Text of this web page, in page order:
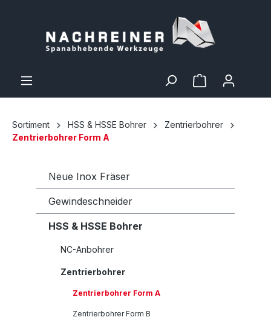
Sortiment HSS & HSSE Bohrer
Zentrierbohrer
Zentrierbohrer Form A
Neue Inox Fräser
Gewindeschneider
HSS & HSSE Bohrer
NC-Anbohrer
Zentrierbohrer
Zentrierbohrer Form A
Zentrierbohrer Form B